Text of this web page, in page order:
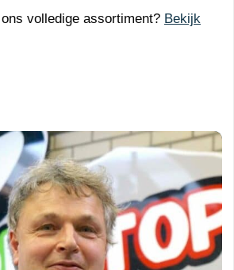
volledige assortiment? Bekijk